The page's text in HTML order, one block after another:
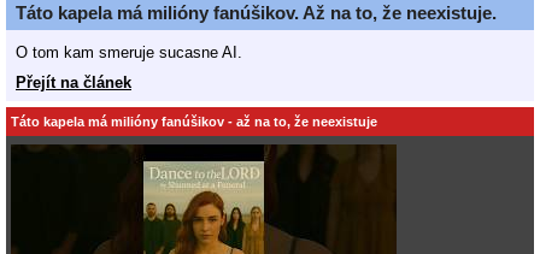
Táto kapela má milióny fanúšikov. Až na to, že neexistuje.
O tom kam smeruje sucasne AI.
Přejít na článek
Táto kapela má milióny fanúšikov - až na to, že neexistuje